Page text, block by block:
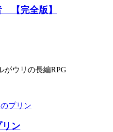
【完全版】
がウリの長編RPG
ン